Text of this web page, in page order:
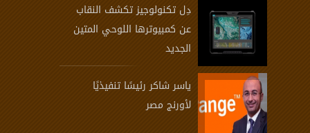
دِل تكنولوجيز تكشف النقاب
عن كمبيوترها اللوحي المتين
الجديد
ياسر شاكر رئيسًا تنفيذيًا
لأورنج مصر